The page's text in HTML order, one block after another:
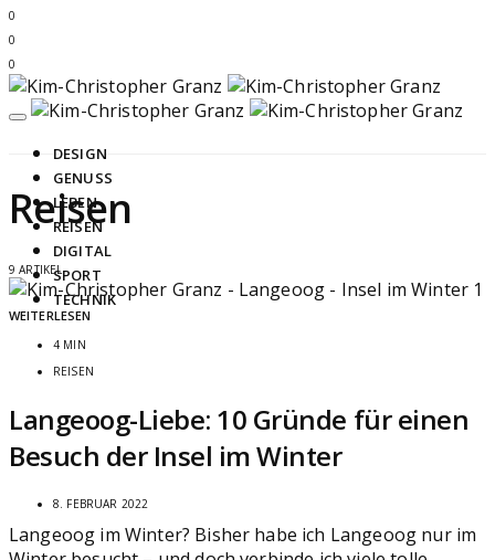
0
0
0
DESIGN
GENUSS
LEBEN
REISEN
DIGITAL
SPORT
TECHNIK
Reisen
9 ARTIKEL
WEITERLESEN
4 MIN
REISEN
Langeoog-Liebe: 10 Gründe für einen
Besuch der Insel im Winter
8. FEBRUAR 2022
Langeoog im Winter? Bisher habe ich Langeoog nur im